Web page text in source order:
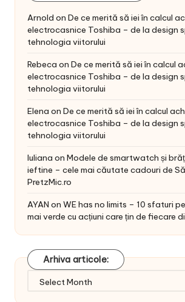
Arnold on De ce merită să iei în calcul
electrocasnice Toshiba – de la design
tehnologia viitorului
Rebeca on De ce merită să iei în calcul
electrocasnice Toshiba – de la design
tehnologia viitorului
Elena on De ce merită să iei în calcul
electrocasnice Toshiba – de la design
tehnologia viitorului
Iuliana on Modele de smartwatch și
ieftine – cele mai căutate cadouri de
PretzMic.ro
AYAN on WE has no limits – 10 sfaturi
mai verde cu acțiuni care țin de fiecare
Arhiva articole: